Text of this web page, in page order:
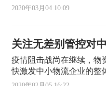
2020年03月04 10:09
关注无差别管控对
疫情阻击战尚在继续，物
快激发中小物流企业的整